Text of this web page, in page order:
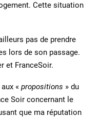
Cette situation
pas de prendre
lors de son passage.
et FranceSoir.
« propositions » du
Soir concernant le
que ma réputation